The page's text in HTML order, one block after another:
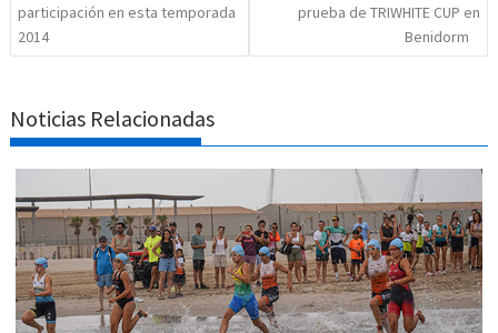
participación en esta temporada
2014
prueba de TRIWHITE CUP en
Benidorm
Noticias Relacionadas